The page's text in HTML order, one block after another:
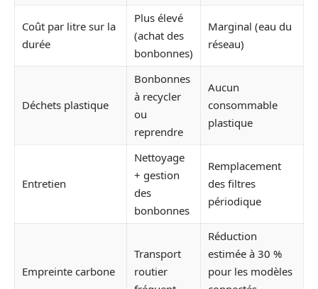
Coût par litre sur la
durée
Plus élevé
(achat des
bonbonnes)
Marginal (eau du
réseau)
Déchets plastique
Bonbonnes
à recycler
ou
reprendre
Aucun
consommable
plastique
Entretien
Nettoyage
+ gestion
des
bonbonnes
Remplacement
des filtres
périodique
Empreinte carbone
Transport
routier
Réduction
estimée à 30 %
pour les modèles